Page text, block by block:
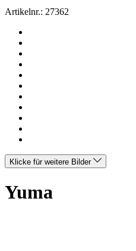
Artikelnr.: 27362
Klicke für weitere Bilder
Yuma